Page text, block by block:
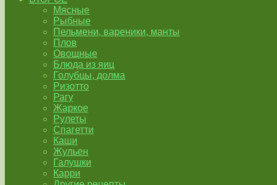
Мясные
Рыбные
Пельмени, вареники, манты
Плов
Овощные
Блюда из яиц
Голубцы, долма
Ризотто
Рагу
Жаркое
Рулеты
Спагетти
Каши
Жульен
Галушки
Карри